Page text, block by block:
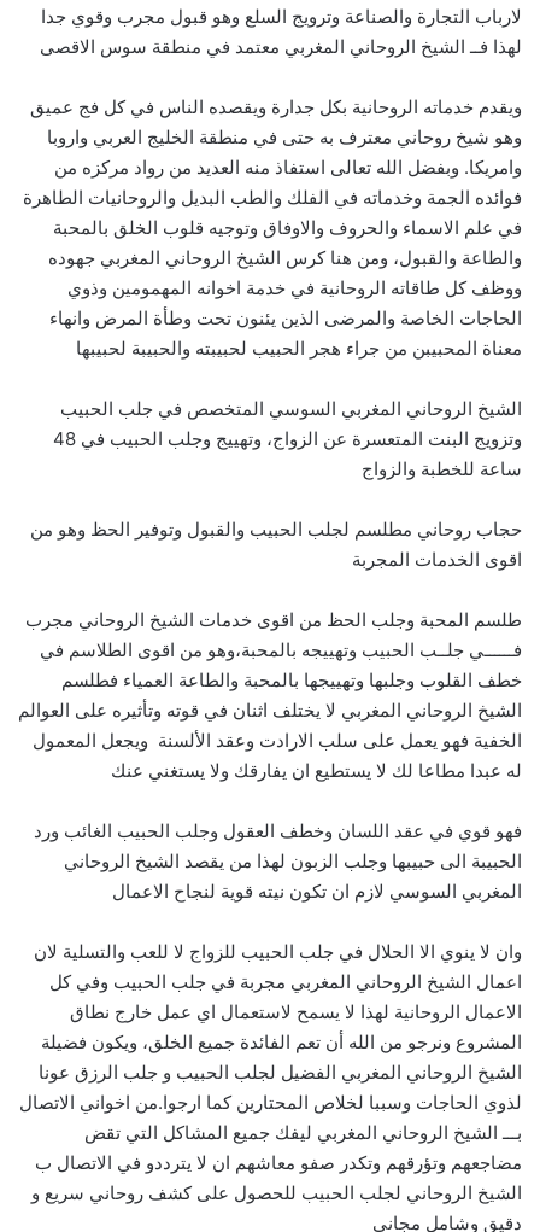
لارباب التجارة والصناعة وترويج السلع وهو قبول مجرب وقوي جدا
لهذا فــ الشيخ الروحاني المغربي معتمد في منطقة سوس الاقصى
ويقدم خدماته الروحانية بكل جدارة ويقصده الناس في كل فج عميق
وهو شيخ روحاني معترف به حتى في منطقة الخليج العربي واروبا
وامريكا. وبفضل الله تعالى استفاذ منه العديد من رواد مركزه من
فوائده الجمة وخدماته في الفلك والطب البديل والروحانيات الطاهرة
في علم الاسماء والحروف والاوفاق وتوجيه قلوب الخلق بالمحبة
والطاعة والقبول، ومن هنا كرس الشيخ الروحاني المغربي جهوده
ووظف كل طاقاته الروحانية في خدمة اخوانه المهمومين وذوي
الحاجات الخاصة والمرضى الذين يئنون تحت وطأة المرض وانهاء
معناة المحبيبن من جراء هجر الحبيب لحبيبته والحبيبة لحبيبها
الشيخ الروحاني المغربي السوسي المتخصص في جلب الحبيب
وتزويج البنت المتعسرة عن الزواج، وتهييج وجلب الحبيب في 48
ساعة للخطبة والزواج
حجاب روحاني مطلسم لجلب الحبيب والقبول وتوفير الحظ وهو من
اقوى الخدمات المجربة
طلسم المحبة وجلب الحظ من اقوى خدمات الشيخ الروحاني مجرب
فــــــي جلــب الحبيب وتهييجه بالمحبة،وهو من اقوى الطلاسم في
خطف القلوب وجلبها وتهييجها بالمحبة والطاعة العمياء فطلسم
الشيخ الروحاني المغربي لا يختلف اثنان في قوته وتأثيره على العوالم
الخفية فهو يعمل على سلب الارادت وعقد الألسنة ويجعل المعمول
له عبدا مطاعا لك لا يستطيع ان يفارقك ولا يستغني عنك
فهو قوي في عقد اللسان وخطف العقول وجلب الحبيب الغائب ورد
الحبيبة الى حبيبها وجلب الزبون لهذا من يقصد الشيخ الروحاني
المغربي السوسي لازم ان تكون نيته قوية لنجاح الاعمال
وان لا ينوي الا الحلال في جلب الحبيب للزواج لا للعب والتسلية لان
اعمال الشيخ الروحاني المغربي مجربة في جلب الحبيب وفي كل
الاعمال الروحانية لهذا لا يسمح لاستعمال اي عمل خارج نطاق
المشروع ونرجو من الله أن تعم الفائدة جميع الخلق، ويكون فضيلة
الشيخ الروحاني المغربي الفضيل لجلب الحبيب و جلب الرزق عونا
لذوي الحاجات وسببا لخلاص المحتارين كما ارجوا.من اخواني الاتصال
بـــ الشيخ الروحاني المغربي ليفك جميع المشاكل التي تقض
مضاجعهم وتؤرقهم وتكدر صفو معاشهم ان لا يترددو في الاتصال ب
الشيخ الروحاني لجلب الحبيب للحصول على كشف روحاني سريع و
دقيق وشامل مجاني